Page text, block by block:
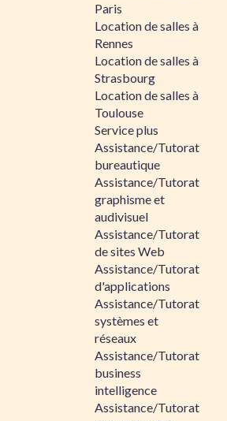
Paris
Location de salles à
Rennes
Location de salles à
Strasbourg
Location de salles à
Toulouse
Service plus
Assistance/Tutorat
bureautique
Assistance/Tutorat
graphisme et
audivisuel
Assistance/Tutorat
de sites Web
Assistance/Tutorat
d'applications
Assistance/Tutorat
systèmes et
réseaux
Assistance/Tutorat
business
intelligence
Assistance/Tutorat